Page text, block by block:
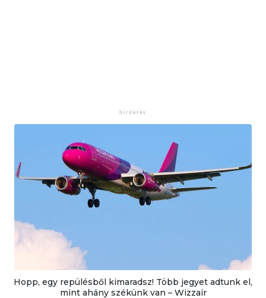
Hopp, egy repülésből kimaradsz! Több jegyet adtunk el,
mint ahány székünk van – Wizzair